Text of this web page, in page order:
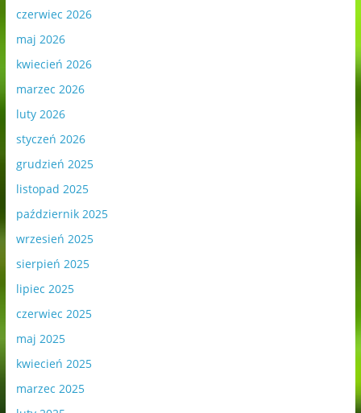
czerwiec 2026
maj 2026
kwiecień 2026
marzec 2026
luty 2026
styczeń 2026
grudzień 2025
listopad 2025
październik 2025
wrzesień 2025
sierpień 2025
lipiec 2025
czerwiec 2025
maj 2025
kwiecień 2025
marzec 2025